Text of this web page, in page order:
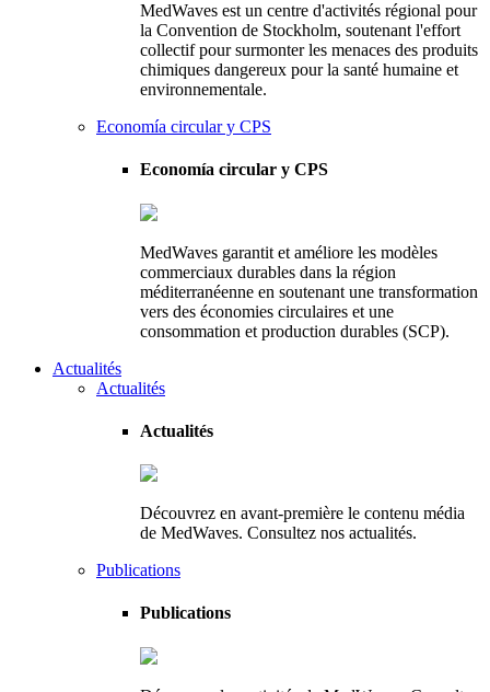
MedWaves est un centre d'activités régional pour
la Convention de Stockholm, soutenant l'effort
collectif pour surmonter les menaces des produits
chimiques dangereux pour la santé humaine et
environnementale.
Economía circular y CPS
Economía circular y CPS
MedWaves garantit et améliore les modèles
commerciaux durables dans la région
méditerranéenne en soutenant une transformation
vers des économies circulaires et une
consommation et production durables (SCP).
Actualités
Actualités
Actualités
Découvrez en avant-première le contenu média
de MedWaves. Consultez nos actualités.
Publications
Publications